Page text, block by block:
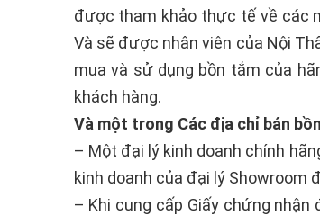
được tham khảo thực tế về các
Và sẽ được nhân viên của Nội
mua và sử dụng bồn tắm của
khách hàng.
Và một trong Các địa chỉ bán
– Một đại lý kinh doanh chính
kinh doanh của đại lý Showroom
– Khi cung cấp Giấy chứng